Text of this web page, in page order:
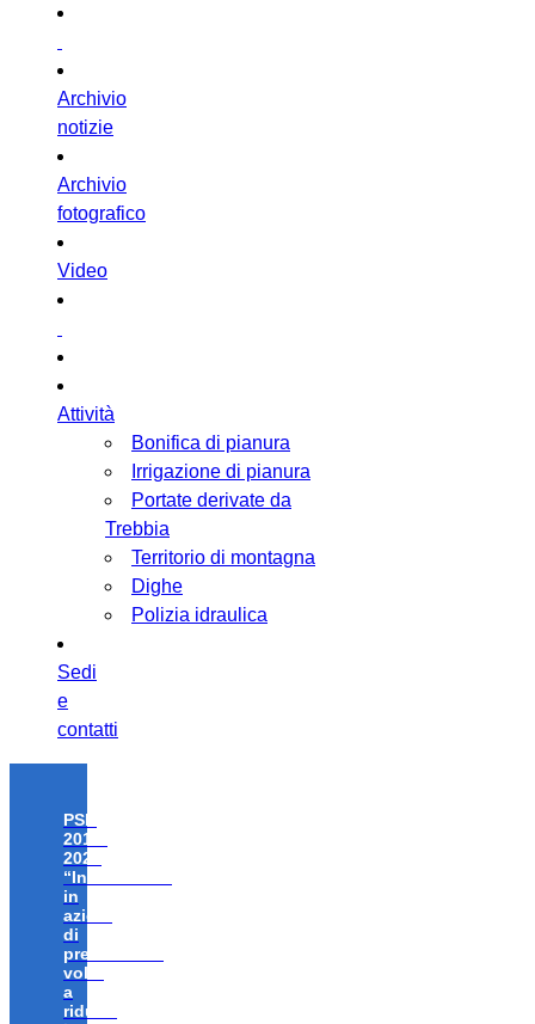
Archivio
notizie
Archivio
fotografico
Video
Attività
Bonifica di pianura
Irrigazione di pianura
Portate derivate da
Trebbia
Territorio di montagna
Dighe
Polizia idraulica
Sedi
e
contatti
PSR
2014-
2020
“Investimenti
in
azioni
di
prevenzione
volte
a
ridurre